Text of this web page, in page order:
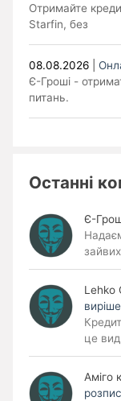
Отримайте
Starfin, без
08.08.2026 |
Є-Гроші -
питань.
Останні
Є-
Lehko
це
Аміго